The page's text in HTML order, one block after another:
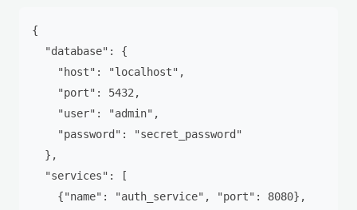
{
  "database": {
    "host": "localhost",
    "port": 5432,
    "user": "admin",
    "password": "secret_password"
  },
  "services": [
    {"name": "auth_service", "port": 8080},